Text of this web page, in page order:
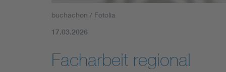
buchachon / Fotolia
17.03.2026
Facharbeit regional